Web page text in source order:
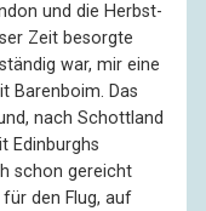
und die Herbst-
Zeit besorgte
war, mir eine
Barenboim. Das
nach Schottland
Edinburghs
schon gereicht
den Flug, auf